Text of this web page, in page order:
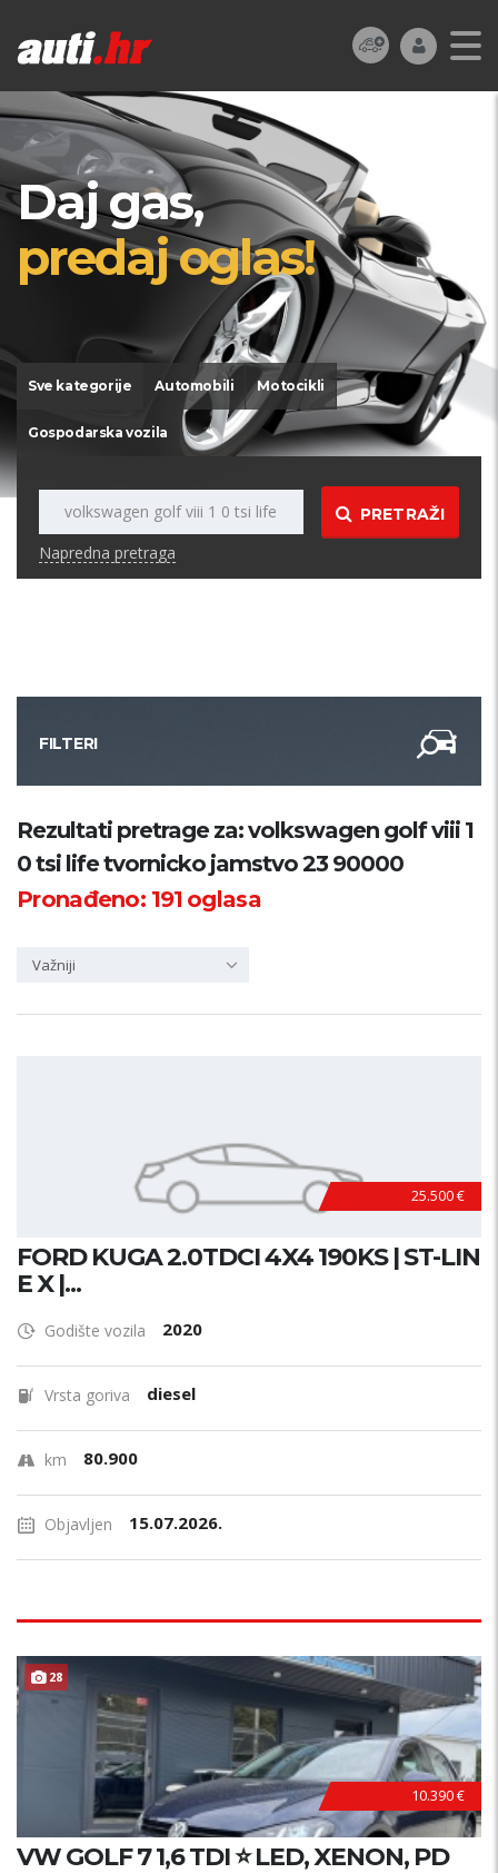
Daj gas,
predaj oglas!
Sve kategorije Automobili Motocikli
Gospodarska vozila
PRETRAŽI
Napredna pretraga
FILTERI
Kategorija
Županija
Rezultati pretrage za: volkswagen golf viii 1
0 tsi life tvornicko jamstvo 23 90000
Pronađeno: 191oglasa
Važniji
25.500 €
FORD KUGA 2.0TDCI 4X4 190KS | ST-LIN
E X |...
Godište vozila 2020
Vrsta goriva diesel
km 80.900
Objavljen 15.07.2026.
28
10.390 €
VW GOLF 7 1,6 TDI ⭐ LED, XENON, PD